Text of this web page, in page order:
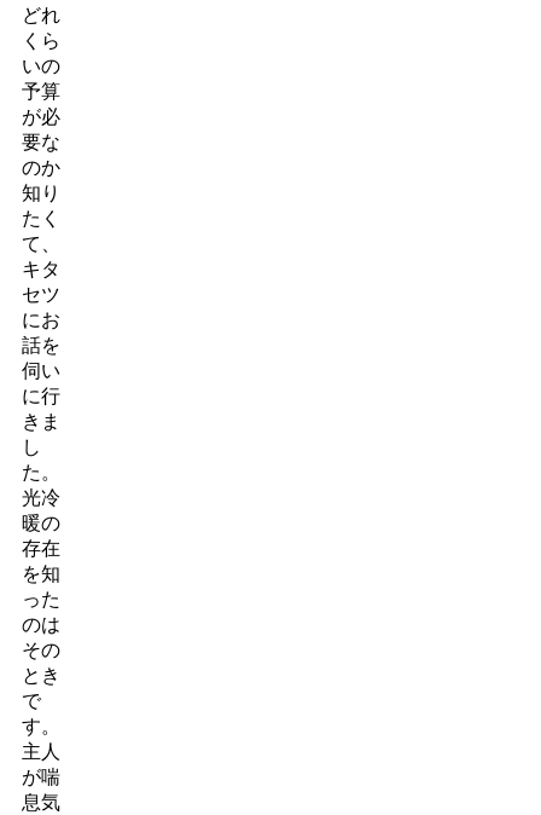
どれ
くら
いの
予算
が必
要な
のか
知り
たく
て、
キタ
セツ
にお
話を
伺い
に行
きま
し
た。
光冷
暖の
存在
を知
った
のは
その
とき
で
す。
主人
が喘
息気